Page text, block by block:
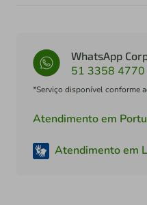
WhatsApp
51 3358 4770
*Serviço disponível conforme
Atendimento em
Atendimento em